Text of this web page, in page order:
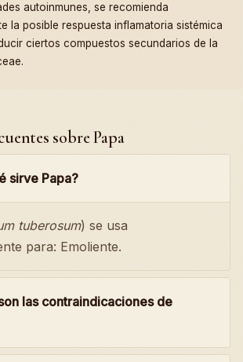
autoinmunes, se recomienda
la posible respuesta inflamatoria sistémica
ciertos compuestos secundarios de la
sobre Papa
sirve Papa?
tuberosum) se usa
para: Emoliente.
las contraindicaciones de